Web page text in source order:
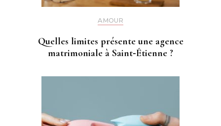
AMOUR
Quelles limites présente une agence
matrimoniale à Saint‑Étienne ?